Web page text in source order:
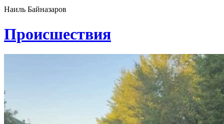
Наиль Байназаров
Проиcшествия